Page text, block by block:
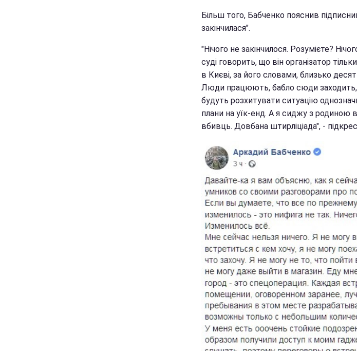
Більш того, Бабченко пояснив
закінчилася".
"Нічого не закінчилося. Розумієте?
суді говорить, що він організатор
в Києві, за його словами, близько
Люди працюють, бабло сюди заходить,
будуть розхитувати ситуацію
плани на уїк-енд. А я сиджу з родиною
вбивць. Довбана штирліціада", -